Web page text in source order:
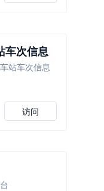
车次信息
站车次信息
访问